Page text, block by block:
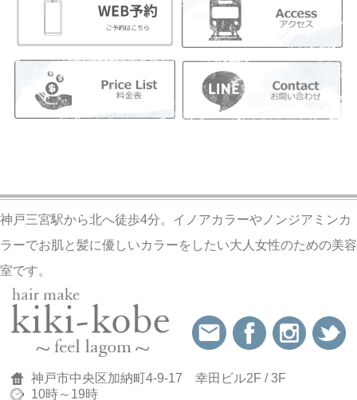
神戸三宮駅から北へ徒歩4分。イノアカラーやノンジアミンカ
ラーでお肌と髪に優しいカラーをしたい大人女性のための美容
室です。
神戸市中央区加納町4-9-17 幸田ビル2F / 3F
10時～19時